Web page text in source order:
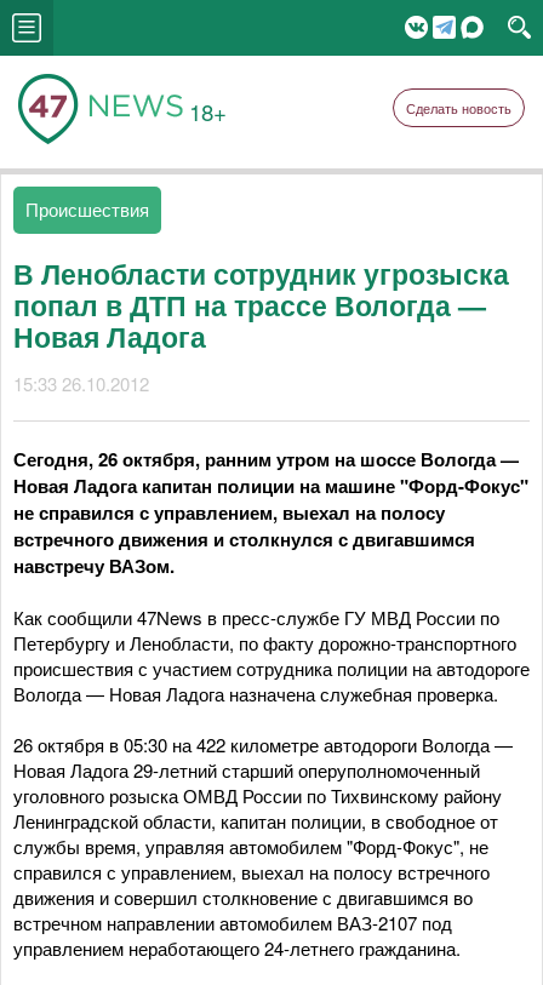
18+ Сделать новость
Происшествия
В Ленобласти сотрудник угрозыска
попал в ДТП на трассе Вологда —
Новая Ладога
15:33 26.10.2012
Сегодня, 26 октября, ранним утром на шоссе Вологда —
Новая Ладога капитан полиции на машине "Форд-Фокус"
не справился с управлением, выехал на полосу
встречного движения и столкнулся с двигавшимся
навстречу ВАЗом.
Как сообщили 47News в пресс-службе ГУ МВД России по
Петербургу и Ленобласти, по факту дорожно-транспортного
происшествия с участием сотрудника полиции на автодороге
Вологда — Новая Ладога назначена служебная проверка.
26 октября в 05:30 на 422 километре автодороги Вологда —
Новая Ладога 29-летний старший оперуполномоченный
уголовного розыска ОМВД России по Тихвинскому району
Ленинградской области, капитан полиции, в свободное от
службы время, управляя автомобилем "Форд-Фокус", не
справился с управлением, выехал на полосу встречного
движения и совершил столкновение с двигавшимся во
встречном направлении автомобилем ВАЗ-2107 под
управлением неработающего 24-летнего гражданина.